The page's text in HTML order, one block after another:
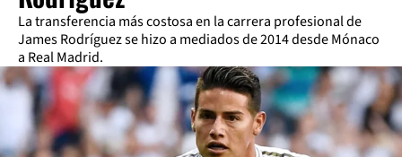
La transferencia más costosa en la carrera profesional de
James Rodríguez se hizo a mediados de 2014 desde Mónaco
a Real Madrid.